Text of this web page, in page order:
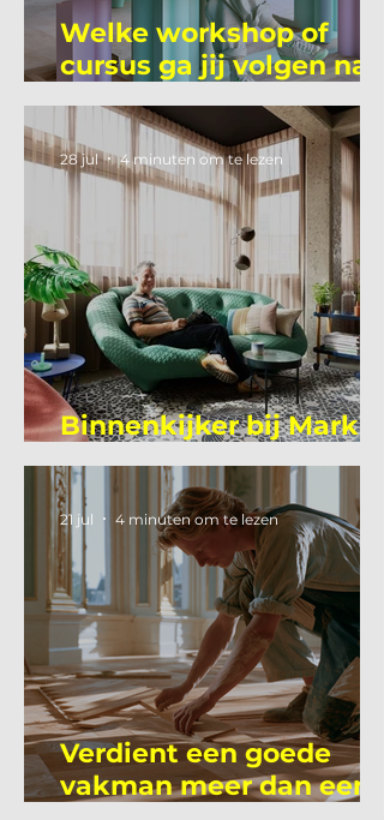
Welke workshop of
cursus ga jij volgen na
je vakantie?
Binnenkijker bij Mark
Mutsaers
28 jul 4 minuten om te lezen
Verdient een goede
vakman meer dan een
21 jul 4 minuten om te lezen